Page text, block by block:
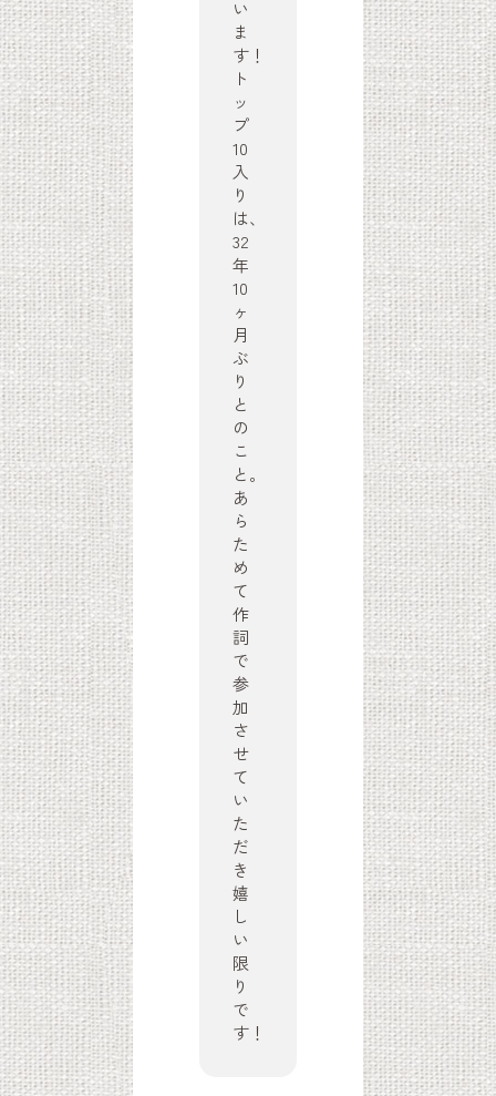
い
ま
す！
ト
ッ
プ
10
入
り
は、
32
年
10
ヶ
月
ぶ
り
と
の
こ
と。
あ
ら
た
め
て
作
詞
で
参
加
さ
せ
て
い
た
だ
き
嬉
し
い
限
り
で
す！